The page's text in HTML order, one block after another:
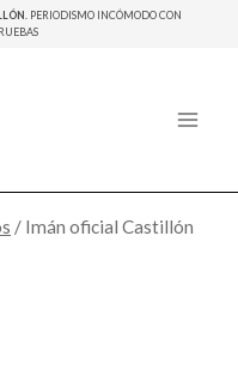
PERIODISMO INCÓMODO CON
/ Imán oficial Castillón